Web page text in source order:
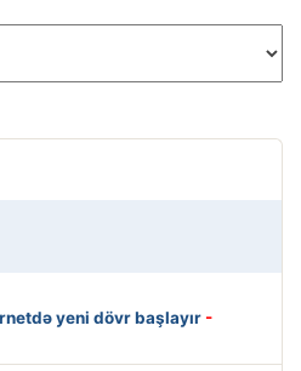
yeni dövr başlayır -